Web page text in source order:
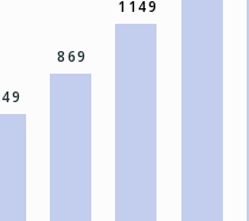
869
1149